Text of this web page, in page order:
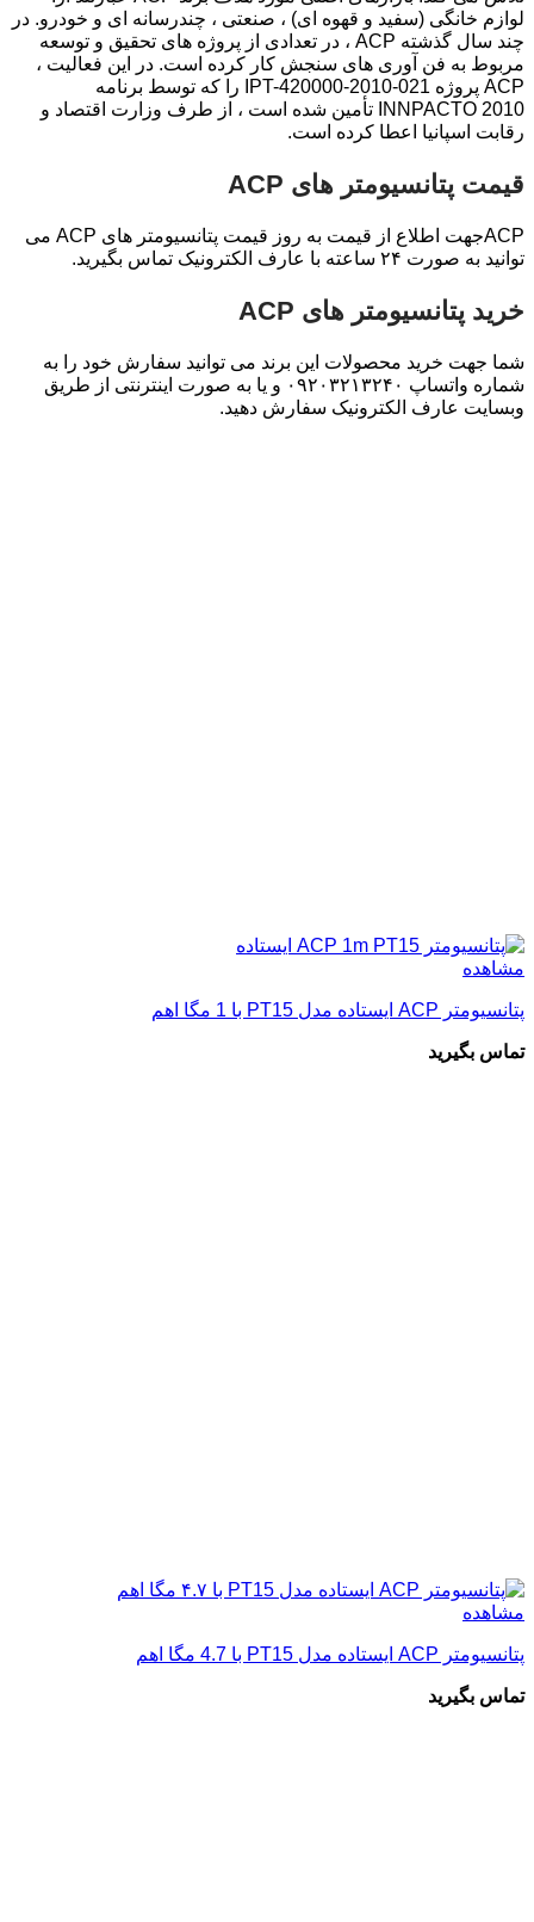
لوازم خانگی (سفید و قهوه ای) ، صنعتی ، چندرسانه ای و خودرو. در
چند سال گذشته ACP ، در تعدادی از پروژه های تحقیق و توسعه
مربوط به فن آوری های سنجش کار کرده است. در این فعالیت ،
ACP پروژه IPT-420000-2010-021 را كه توسط برنامه
INNPACTO 2010 تأمین شده است ، از طرف وزارت اقتصاد و
رقابت اسپانیا اعطا كرده است.
قیمت پتانسیومتر های ACP
ACPجهت اطلاع از قیمت به روز قیمت پتانسیومتر های ACP می
توانید به صورت ۲۴ ساعته با عارف الکترونیک تماس بگیرید.
خرید پتانسیومتر های ACP
شما جهت خرید محصولات این برند می توانید سفارش خود را به
شماره واتساپ ۰۹۲۰۳۲۱۳۲۴۰ و یا به صورت اینترنتی از طریق
وبسایت عارف الکترونیک سفارش دهید.
مشاهده
پتانسیومتر ACP ایستاده مدل PT15 با 1 مگا اهم
تماس بگیرید
مشاهده
پتانسیومتر ACP ایستاده مدل PT15 با 4.7 مگا اهم
تماس بگیرید